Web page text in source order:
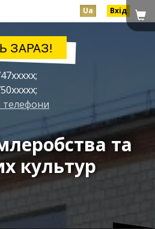
Ua Вхід
ЗАРАЗ!
телефони
та
культур